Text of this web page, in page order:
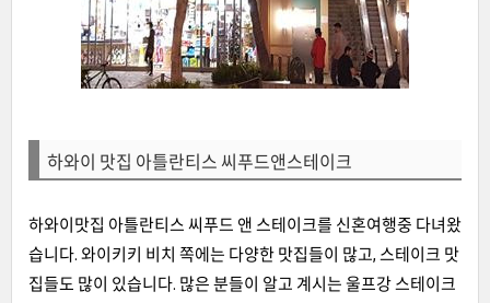
하와이 맛집 아틀란티스 씨푸드앤스테이크
하와이맛집 아틀란티스 씨푸드 앤 스테이크를 신혼여행중 다녀왔
습니다. 와이키키 비치 쪽에는 다양한 맛집들이 많고, 스테이크 맛
집들도 많이 있습니다. 많은 분들이 알고 계시는 울프강 스테이크